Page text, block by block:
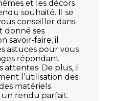
et les décors
souhaité. Il se
conseiller dans
donné ses
savoir-faire, il
astuces pour vous
répondant
attentes. De plus, il
l’utilisation des
matériels
un rendu parfait.